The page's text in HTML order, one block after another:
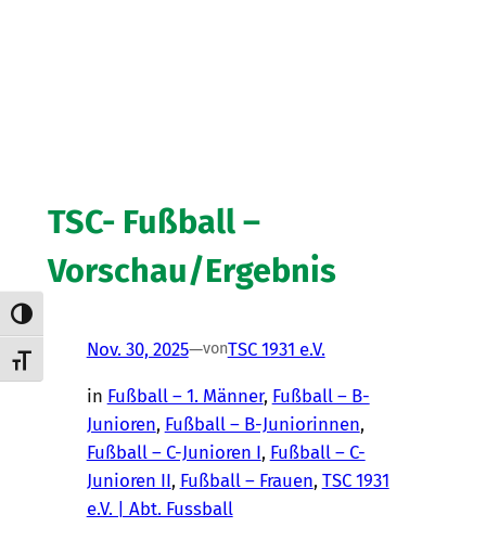
Umschalten auf hohe Kontraste
Schrift vergrößern
TSC- Fußball –
Vorschau/Ergebnis
Nov. 30, 2025—vonTSC 1931 e.V.
in Fußball – 1. Männer, Fußball – B-
Junioren, Fußball – B-Juniorinnen ,
Fußball – C-Junioren I, Fußball – C-
Junioren II, Fußball – Frauen, TSC 1931
e.V. | Abt. Fussball